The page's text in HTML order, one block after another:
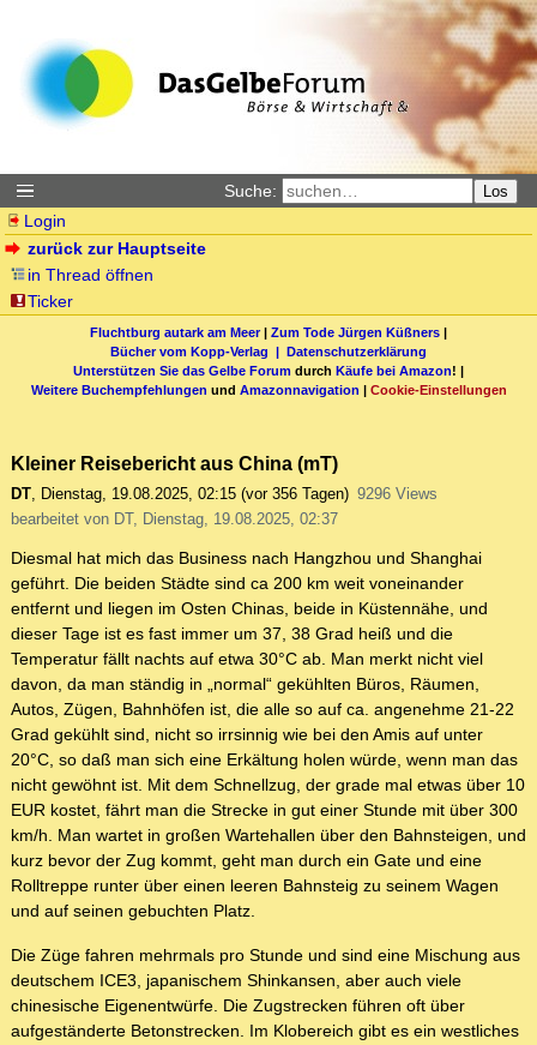
Suche: Los
Login
zurück zur Hauptseite
in Thread öffnen
Ticker
Fluchtburg autark am Meer| Zum Tode Jürgen Küßners |
Bücher vom Kopp-Verlag | Datenschutzerklärung
Unterstützen Sie das Gelbe Forum durch Käufe bei Amazon! |
Weitere Buchempfehlungen und Amazonnavigation | Cookie-Einstellungen
Kleiner Reisebericht aus China (mT)
DT, Dienstag, 19.08.2025, 02:15 (vor 356 Tagen) 9296 Views
bearbeitet von DT, Dienstag, 19.08.2025, 02:37
Diesmal hat mich das Business nach Hangzhou und Shanghai
geführt. Die beiden Städte sind ca 200 km weit voneinander
entfernt und liegen im Osten Chinas, beide in Küstennähe, und
dieser Tage ist es fast immer um 37, 38 Grad heiß und die
Temperatur fällt nachts auf etwa 30°C ab. Man merkt nicht viel
davon, da man ständig in „normal“ gekühlten Büros, Räumen,
Autos, Zügen, Bahnhöfen ist, die alle so auf ca. angenehme 21-22
Grad gekühlt sind, nicht so irrsinnig wie bei den Amis auf unter
20°C, so daß man sich eine Erkältung holen würde, wenn man das
nicht gewöhnt ist. Mit dem Schnellzug, der grade mal etwas über 10
EUR kostet, fährt man die Strecke in gut einer Stunde mit über 300
km/h. Man wartet in großen Wartehallen über den Bahnsteigen, und
kurz bevor der Zug kommt, geht man durch ein Gate und eine
Rolltreppe runter über einen leeren Bahnsteig zu seinem Wagen
und auf seinen gebuchten Platz.
Die Züge fahren mehrmals pro Stunde und sind eine Mischung aus
deutschem ICE3, japanischem Shinkansen, aber auch viele
chinesische Eigenentwürfe. Die Zugstrecken führen oft über
aufgeständerte Betonstrecken. Im Klobereich gibt es ein westliches